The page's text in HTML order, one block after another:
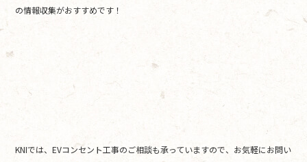
の情報収集がおすすめです！
KNIでは、EVコンセント工事のご相談も承っていますので、お気軽にお問い